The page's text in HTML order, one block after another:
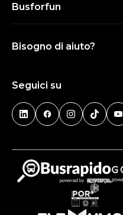
Busforfun
Bisogno di aiuto?
Seguici su